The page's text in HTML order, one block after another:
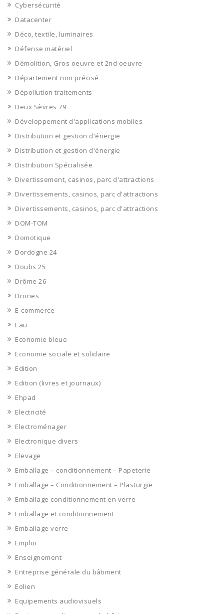
Cybersécurité
Datacenter
Déco, textile, luminaires
Défense matériel
Démolition, Gros oeuvre et 2nd oeuvre
Département non précisé
Dépollution traitements
Deux Sèvres 79
Développement d'applications mobiles
Distribution et gestion d'énergie
Distribution et gestion d'énergie
Distribution Spécialisée
Divertissement, casinos, parc d'attractions
Divertissements, casinos, parc d'attractions
Divertissements, casinos, parc d'attractions
DOM-TOM
Domotique
Dordogne 24
Doubs 25
Drôme 26
Drones
E-commerce
Eau
Economie bleue
Economie sociale et solidaire
Edition
Edition (livres et journaux)
Ehpad
Electricité
Electroménager
Electronique divers
Elevage
Emballage – conditionnement – Papeterie
Emballage – Conditionnement – Plasturgie
Emballage conditionnement en verre
Emballage et conditionnement
Emballage verre
Emploi
Enseignement
Entreprise générale du bâtiment
Eolien
Equipements audiovisuels